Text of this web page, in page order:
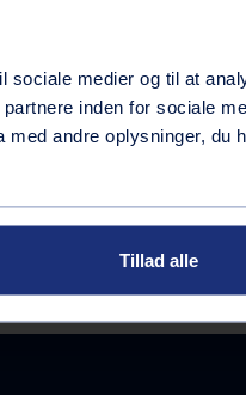
sociale medier og til at
inden for sociale
andre oplysninger, du
Tillad alle